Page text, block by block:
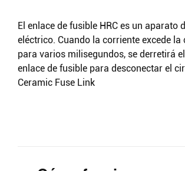
El enlace de fusible HRC es un aparato
eléctrico. Cuando la corriente excede la
para varios milisegundos, se derretirá
enlace de fusible para desconectar el
Ceramic Fuse Link